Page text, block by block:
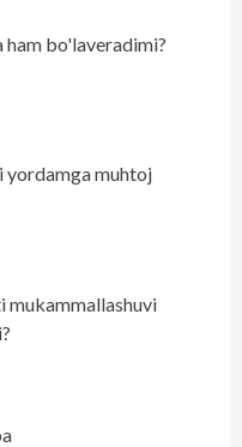
ham bo'laveradimi?
yordamga muhtoj
mukammallashuvi